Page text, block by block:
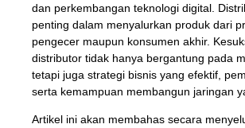
dan perkembangan teknologi digital.
penting dalam menyalurkan produk dari
pengecer maupun konsumen akhir.
distributor tidak hanya bergantung pada
tetapi juga strategi bisnis yang efektif,
serta kemampuan membangun jaringan
Artikel ini akan membahas secara